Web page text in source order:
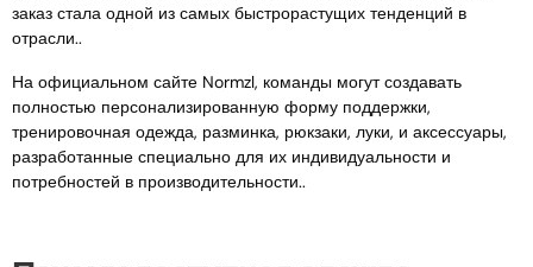
заказ стала одной из самых быстрорастущих тенденций в
отрасли..
На официальном сайте Normzl, команды могут создавать
полностью персонализированную форму поддержки,
тренировочная одежда, разминка, рюкзаки, луки, и аксессуары,
разработанные специально для их индивидуальности и
потребностей в производительности..